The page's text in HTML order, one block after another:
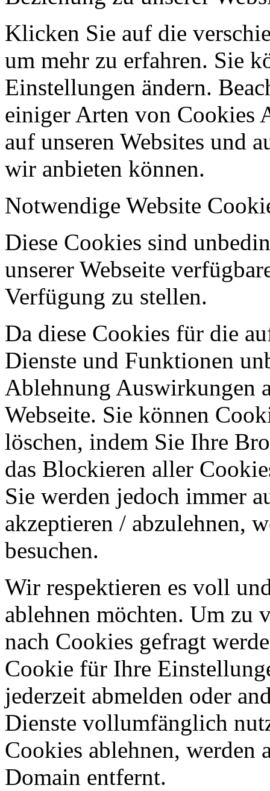
Klicken Sie auf die
um mehr zu erfahren. Sie
Einstellungen ändern.
einiger Arten von Cookies
auf unseren Websites und
wir anbieten können.
Notwendige Website
Diese Cookies sind
unserer Webseite
Verfügung zu stellen.
Da diese Cookies für die
Dienste und Funktionen
Ablehnung Auswirkungen
Webseite. Sie können
löschen, indem Sie Ihre
das Blockieren aller
Sie werden jedoch immer
akzeptieren / abzulehnen,
besuchen.
Wir respektieren es voll
ablehnen möchten. Um zu
nach Cookies gefragt
Cookie für Ihre
jederzeit abmelden oder
Dienste vollumfänglich
Cookies ablehnen, werden
Domain entfernt.